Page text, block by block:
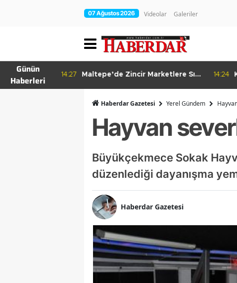
07 Ağustos 2026 Videolar Galeriler
Günün
Haberleri
14:27
Maltepe’de Zincir Marketlere Sıkı
14:24
Haberdar Gazetesi Yerel Gündem
Hayvan
Büyükçekmece Sokak
düzenlediği dayanışma
Haberdar Gazetesi